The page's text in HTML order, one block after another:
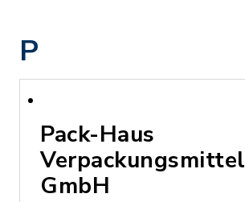
P
Pack-Haus
Verpackungsmittel
GmbH